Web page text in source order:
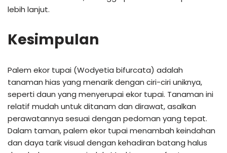
lebih lanjut.
Kesimpulan
Palem ekor tupai (Wodyetia bifurcata) adalah
tanaman hias yang menarik dengan ciri-ciri uniknya,
seperti daun yang menyerupai ekor tupai. Tanaman ini
relatif mudah untuk ditanam dan dirawat, asalkan
perawatannya sesuai dengan pedoman yang tepat.
Dalam taman, palem ekor tupai menambah keindahan
dan daya tarik visual dengan kehadiran batang halus